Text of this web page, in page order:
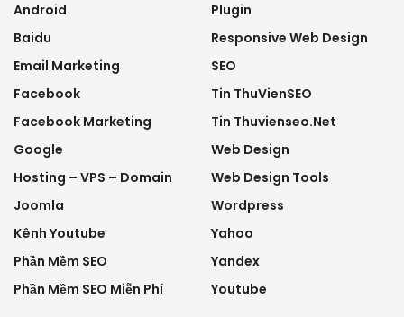
Android
Baidu
Email Marketing
Facebook
Facebook Marketing
Google
Hosting – VPS – Domain
Joomla
Kênh Youtube
Phần Mềm SEO
Phần Mềm SEO Miễn Phí
Plugin
Responsive Web Design
SEO
Tin ThuVienSEO
Tin Thuvienseo.net
Web Design
Web Design Tools
Wordpress
Yahoo
Yandex
Youtube